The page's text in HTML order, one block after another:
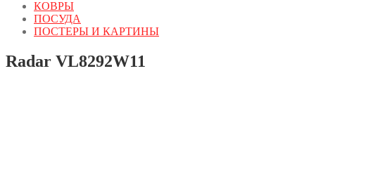
КОВРЫ
ПОСУДА
ПОСТЕРЫ И КАРТИНЫ
Radar VL8292W11